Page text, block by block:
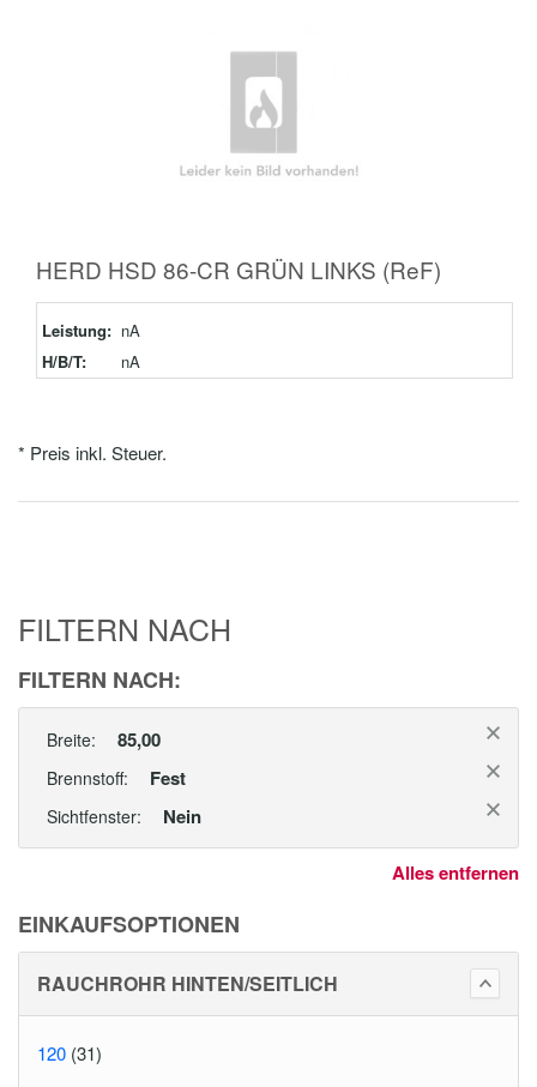
HERD HSD 86-CR GRÜN LINKS (ReF)
Leistung: nA
H/B/T:
nA
* Preis inkl. Steuer.
FILTERN NACH
FILTERN NACH:
Breite: 85,00
Brennstoff: Fest
Sichtfenster: Nein
Alles entfernen
EINKAUFSOPTIONEN
RAUCHROHR HINTEN/SEITLICH
120 (31)